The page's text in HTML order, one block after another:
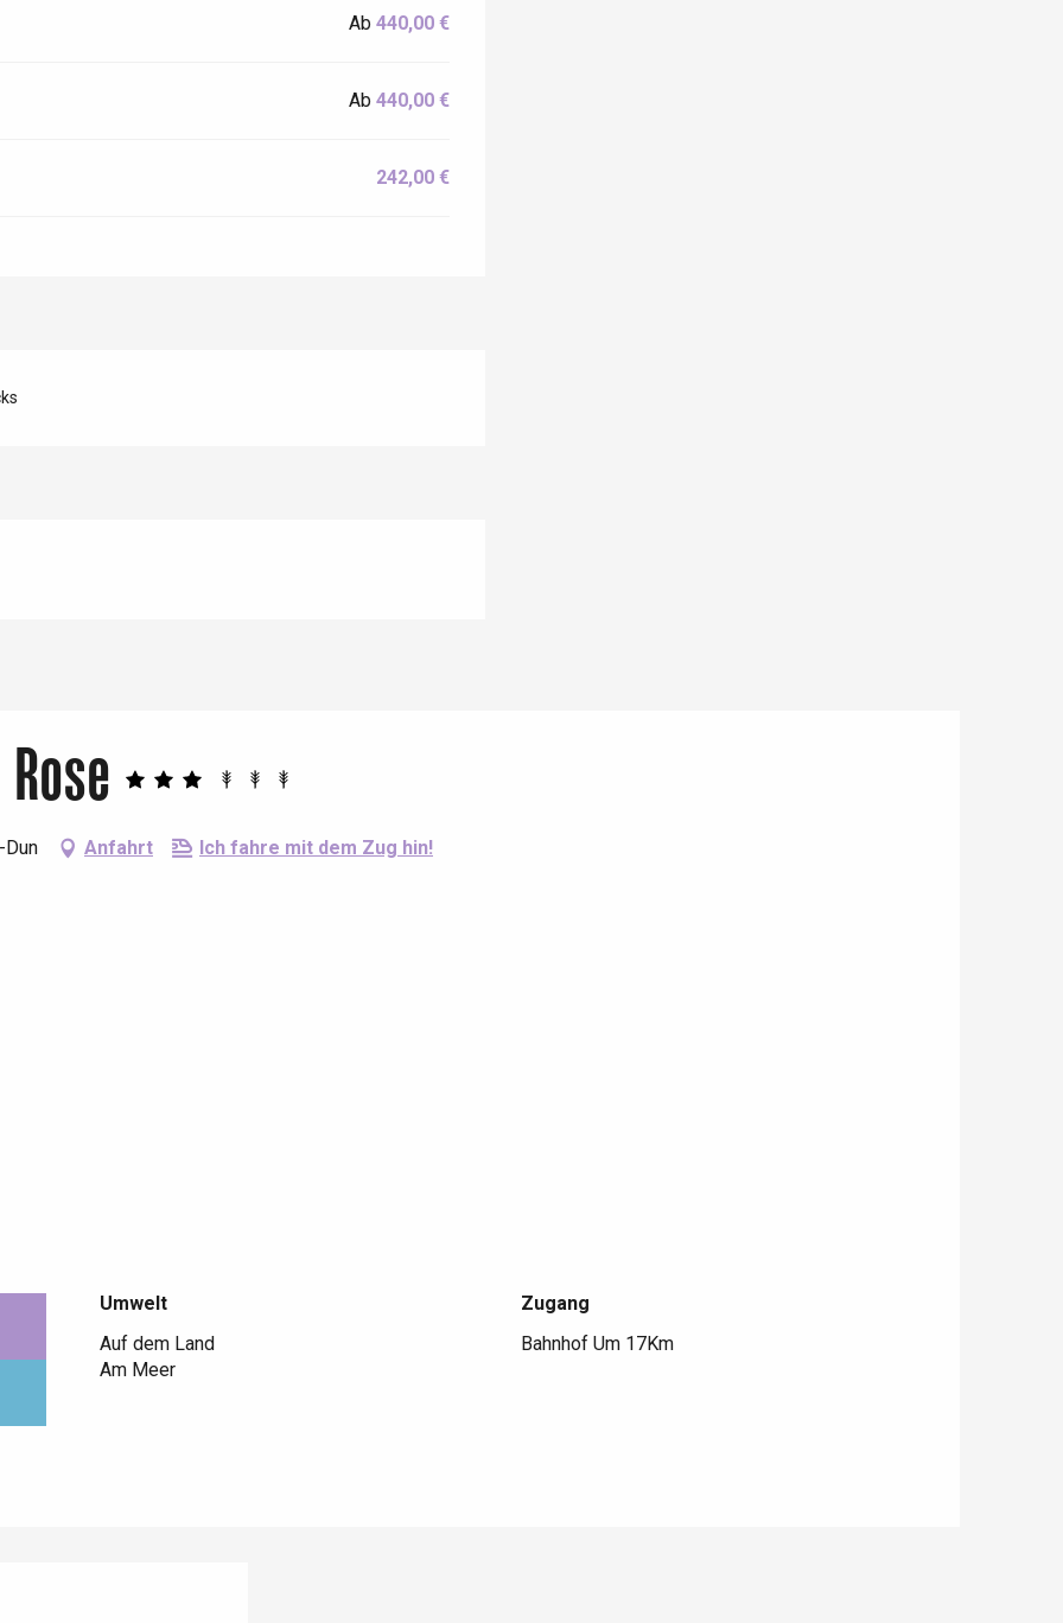
Ab440,00 €
Ab440,00 €
242,00 €
Anfahrt Ich fahre mit dem Zug hin!
Umwelt
Umwelt
Auf dem Land
Am Meer
Zugang
Zugang
Bahnhof Um 17Km